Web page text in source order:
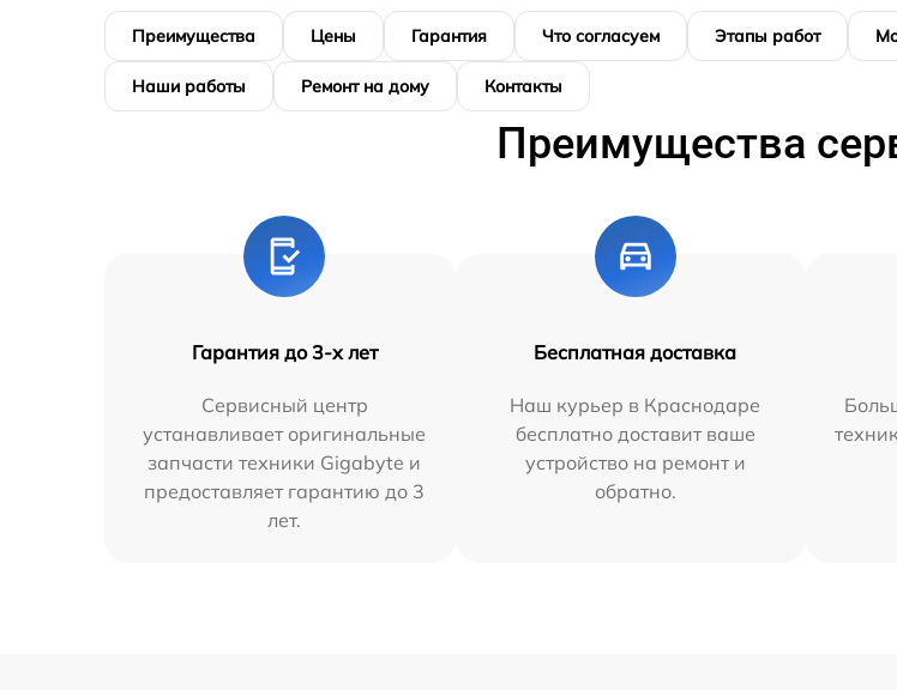
Преимущества Цены Гарантия Что согласуем Этапы работ
Наши работы Ремонт на дому Контакты
Преимущества
Гарантия до 3-х лет
Сервисный центр
устанавливает оригинальные
запчасти техники Gigabyte и
предоставляет гарантию до 3
лет.
Бесплатная доставка
Наш курьер в Краснодаре
бесплатно доставит ваше
устройство на ремонт и
обратно.